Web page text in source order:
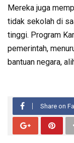
Mereka juga
tidak sekolah di
tinggi. Program
pemerintah,
bantuan negara,
Share on